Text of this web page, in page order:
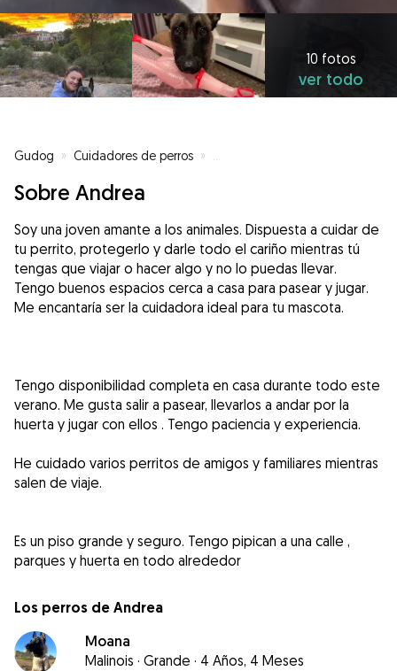
10 fotos
ver todo
Gudog » Cuidadores de perros »
Sobre Andrea
Soy una joven amante a los animales. Dispuesta a cuidar de
tu perrito, protegerlo y darle todo el cariño mientras tú
tengas que viajar o hacer algo y no lo puedas llevar.
Tengo buenos espacios cerca a casa para pasear y jugar.
Me encantaría ser la cuidadora ideal para tu mascota.
Tengo disponibilidad completa en casa durante todo este
verano. Me gusta salir a pasear, llevarlos a andar por la
huerta y jugar con ellos . Tengo paciencia y experiencia.
He cuidado varios perritos de amigos y familiares mientras
salen de viaje.
Es un piso grande y seguro. Tengo pipican a una calle ,
parques y huerta en todo alrededor
Los perros de Andrea
Moana
Malinois · Grande · 4 Años, 4 Meses